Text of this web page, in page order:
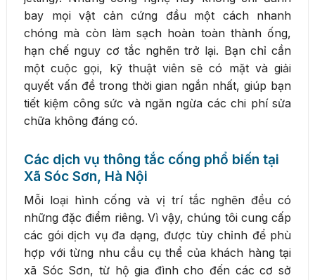
bay mọi vật cản cứng đầu một cách nhanh
chóng mà còn làm sạch hoàn toàn thành ống,
hạn chế nguy cơ tắc nghẽn trở lại. Bạn chỉ cần
một cuộc gọi, kỹ thuật viên sẽ có mặt và giải
quyết vấn đề trong thời gian ngắn nhất, giúp bạn
tiết kiệm công sức và ngăn ngừa các chi phí sửa
chữa không đáng có.
Các dịch vụ thông tắc cống phổ biến tại
Xã Sóc Sơn, Hà Nội
Mỗi loại hình cống và vị trí tắc nghẽn đều có
những đặc điểm riêng. Vì vậy, chúng tôi cung cấp
các gói dịch vụ đa dạng, được tùy chỉnh để phù
hợp với từng nhu cầu cụ thể của khách hàng tại
xã Sóc Sơn, từ hộ gia đình cho đến các cơ sở